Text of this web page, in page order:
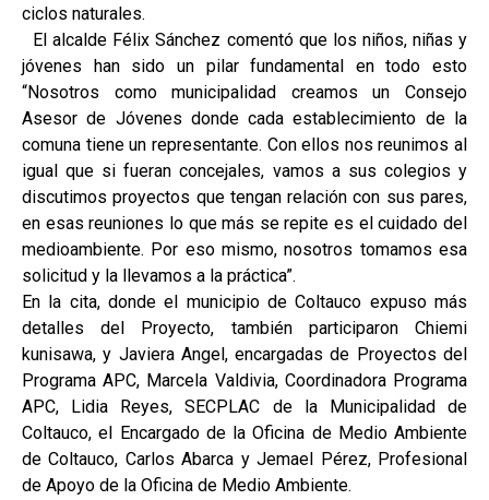
ciclos naturales.
El alcalde Félix Sánchez comentó que los niños, niñas y
jóvenes han sido un pilar fundamental en todo esto
“Nosotros como municipalidad creamos un Consejo
Asesor de Jóvenes donde cada establecimiento de la
comuna tiene un representante. Con ellos nos reunimos al
igual que si fueran concejales, vamos a sus colegios y
discutimos proyectos que tengan relación con sus pares,
en esas reuniones lo que más se repite es el cuidado del
medioambiente. Por eso mismo, nosotros tomamos esa
solicitud y la llevamos a la práctica”.
En la cita, donde el municipio de Coltauco expuso más
detalles del Proyecto, también participaron Chiemi
kunisawa, y Javiera Angel, encargadas de Proyectos del
Programa APC, Marcela Valdivia, Coordinadora Programa
APC, Lidia Reyes, SECPLAC de la Municipalidad de
Coltauco, el Encargado de la Oficina de Medio Ambiente
de Coltauco, Carlos Abarca y Jemael Pérez, Profesional
de Apoyo de la Oficina de Medio Ambiente.